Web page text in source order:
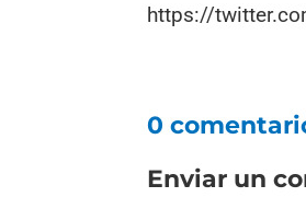
https://
0
Enviar un